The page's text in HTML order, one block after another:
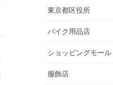
東京都区役所
バイク用品店
ショッピングモール
服飾店